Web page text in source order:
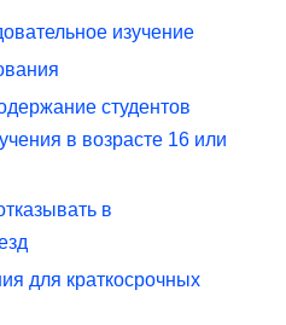
изучение
студентов
в возрасте 16 или
в
для краткосрочных